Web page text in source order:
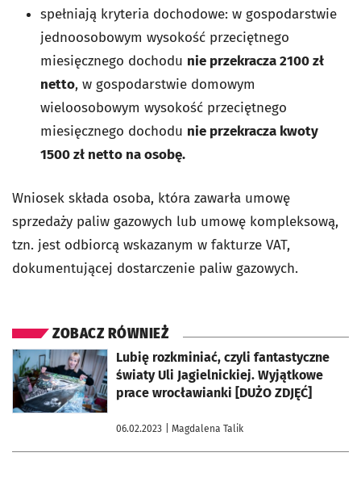
spełniają kryteria dochodowe: w gospodarstwie
jednoosobowym wysokość przeciętnego
miesięcznego dochodu nie przekracza 2100 zł
netto, w gospodarstwie domowym
wieloosobowym wysokość przeciętnego
miesięcznego dochodu nie przekracza kwoty
1500 zł netto na osobę.
Wniosek składa osoba, która zawarła umowę
sprzedaży paliw gazowych lub umowę kompleksową,
tzn. jest odbiorcą wskazanym w fakturze VAT,
dokumentującej dostarczenie paliw gazowych.
ZOBACZ RÓWNIEŻ
Lubię rozkminiać, czyli fantastyczne
światy Uli Jagielnickiej. Wyjątkowe
prace wrocławianki [DUŻO ZDJĘĆ]
06.02.2023 | Magdalena Talik
otworzy się w nowej karcie